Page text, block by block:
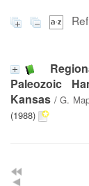
Paleozoic
Kansas /G.
(1988)